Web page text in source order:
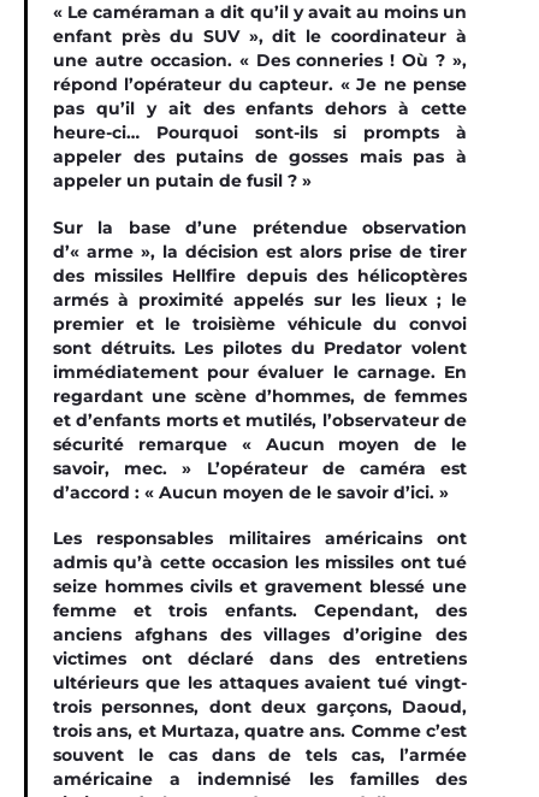
« Le caméraman a dit qu’il y avait au moins un
enfant près du SUV », dit le coordinateur à
une autre occasion. « Des conneries ! Où ? »,
répond l’opérateur du capteur. « Je ne pense
pas qu’il y ait des enfants dehors à cette
heure-ci… Pourquoi sont-ils si prompts à
appeler des putains de gosses mais pas à
appeler un putain de fusil ? »
Sur la base d’une prétendue observation
d’« arme », la décision est alors prise de tirer
des missiles Hellfire depuis des hélicoptères
armés à proximité appelés sur les lieux ; le
premier et le troisième véhicule du convoi
sont détruits. Les pilotes du Predator volent
immédiatement pour évaluer le carnage. En
regardant une scène d’hommes, de femmes
et d’enfants morts et mutilés, l’observateur de
sécurité remarque « Aucun moyen de le
savoir, mec. » L’opérateur de caméra est
d’accord : « Aucun moyen de le savoir d’ici. »
Les responsables militaires américains ont
admis qu’à cette occasion les missiles ont tué
seize hommes civils et gravement blessé une
femme et trois enfants. Cependant, des
anciens afghans des villages d’origine des
victimes ont déclaré dans des entretiens
ultérieurs que les attaques avaient tué vingt-
trois personnes, dont deux garçons, Daoud,
trois ans, et Murtaza, quatre ans. Comme c’est
souvent le cas dans de tels cas, l’armée
américaine a indemnisé les familles des